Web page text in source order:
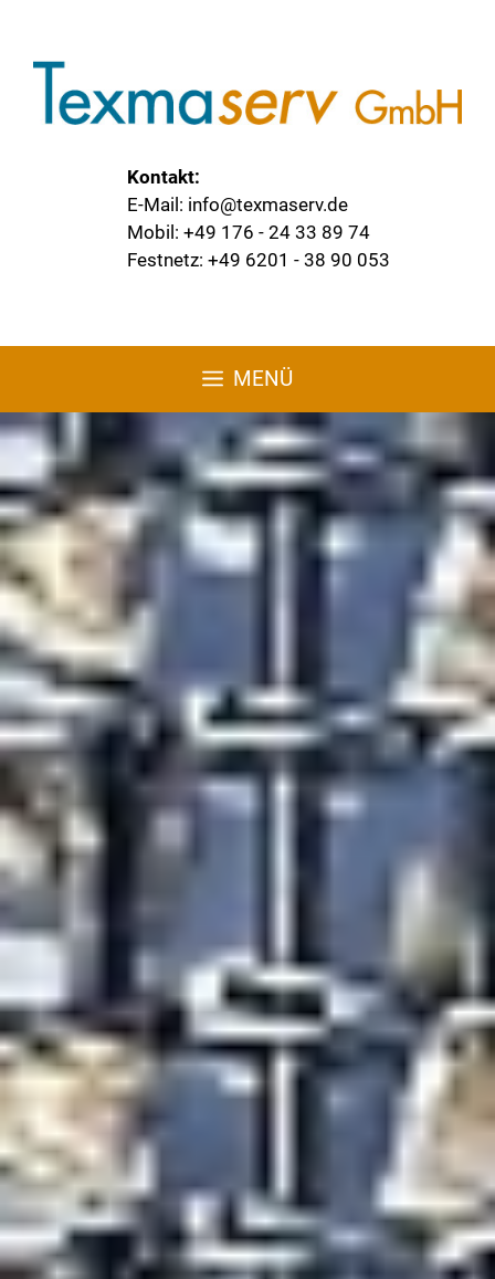
Kontakt:
E-Mail: info@texmaserv.de
Mobil: +49 176 - 24 33 89 74
Festnetz: +49 6201 - 38 90 053
MENÜ